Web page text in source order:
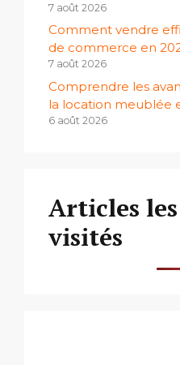
7 août 2026
Comment vendre
de commerce en
7 août 2026
Comprendre les
la location meublée
6 août 2026
Articles
visités